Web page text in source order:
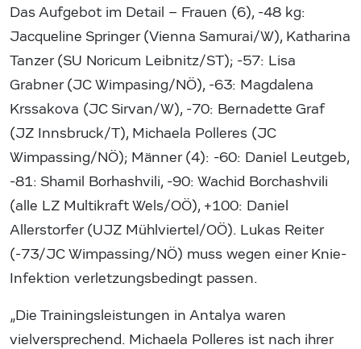
Das Aufgebot im Detail – Frauen (6), -48 kg:
Jacqueline Springer (Vienna Samurai/W), Katharina
Tanzer (SU Noricum Leibnitz/ST); -57: Lisa
Grabner (JC Wimpasing/NÖ), -63: Magdalena
Krssakova (JC Sirvan/W), -70: Bernadette Graf
(JZ Innsbruck/T), Michaela Polleres (JC
Wimpassing/NÖ); Männer (4): -60: Daniel Leutgeb,
-81: Shamil Borhashvili, -90: Wachid Borchashvili
(alle LZ Multikraft Wels/OÖ), +100: Daniel
Allerstorfer (UJZ Mühlviertel/OÖ). Lukas Reiter
(-73/JC Wimpassing/NÖ) muss wegen einer Knie-
Infektion verletzungsbedingt passen.
„Die Trainingsleistungen in Antalya waren
vielversprechend. Michaela Polleres ist nach ihrer